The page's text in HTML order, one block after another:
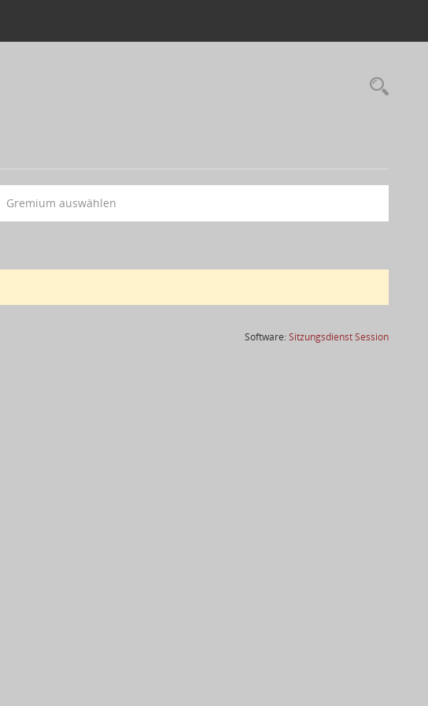
Gremium auswählen
Software:SitzungsdienstSession(Wird in